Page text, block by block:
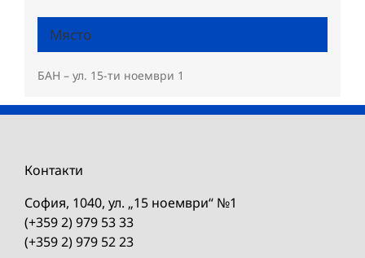
Място
БАН – ул. 15-ти ноември 1
Контакти
София, 1040, ул. „15 ноември“ №1
(+359 2) 979 53 33
(+359 2) 979 52 23